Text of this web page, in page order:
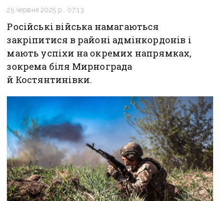
25 червня 2025 р., 07:13
Російські війська намагаються
закріпитися в районі адмінкордонів і
мають успіхи на окремих напрямках,
зокрема біля Мирнограда
й Костянтинівки.